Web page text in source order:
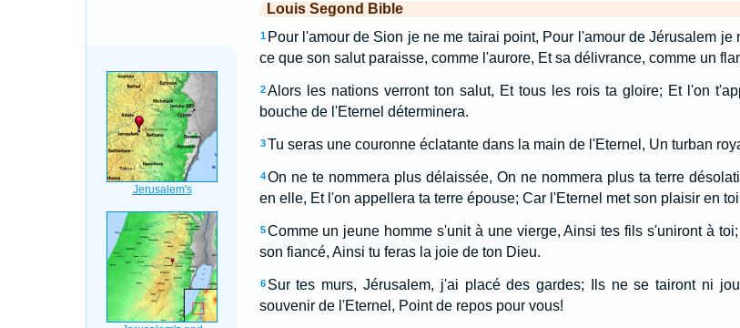
Louis Segond Bible
1 Pour l'amour de Sion je ne me tairai point, Pour l'amour de Jérusalem
ce que son salut paraisse, comme l'aurore, Et sa délivrance, comme un
2 Alors les nations verront ton salut, Et tous les rois ta gloire; Et l'on
bouche de l'Eternel déterminera.
3 Tu seras une couronne éclatante dans la main de l'Eternel, Un turban
4 On ne te nommera plus délaissée, On ne nommera plus ta terre
en elle, Et l'on appellera ta terre épouse; Car l'Eternel met son plaisir en
5 Comme un jeune homme s'unit à une vierge, Ainsi tes fils s'uniront à
son fiancé, Ainsi tu feras la joie de ton Dieu.
6 Sur tes murs, Jérusalem, j'ai placé des gardes; Ils ne se tairont ni
souvenir de l'Eternel, Point de repos pour vous!